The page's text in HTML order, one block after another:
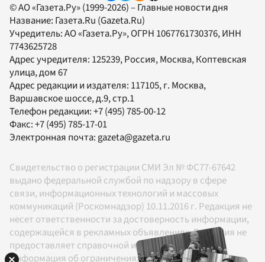
© АО «Газета.Ру» (1999-2026) – Главные новости дня
Название: Газета.Ru (Gazeta.Ru)
Учредитель:АО «Газета.Ру», ОГРН 1067761730376, ИНН
7743625728
Адрес учредителя: 125239, Россия, Москва, Коптевская
улица, дом 67
Адрес редакции и издателя: 117105, г. Москва,
Варшавское шоссе, д.9, стр.1
Телефон редакции:+7 (495) 785-00-12
Факс:+7 (495) 785-17-01
Электронная почта:gazeta@gazeta.ru
Свидетельство о регистрации СМИ Эл № ФС77-67642
выдано федеральной службой по надзору в сфере
связи, информационных технологий и массовых
коммуникаций (Роскомнадзор) 10.11.2016 г. Редакция не
несет ответственности за достоверность информации,
содержащейся в рекламных объявлениях. Редакция не
предоставляет справочной информации.
Информация об ограничениях